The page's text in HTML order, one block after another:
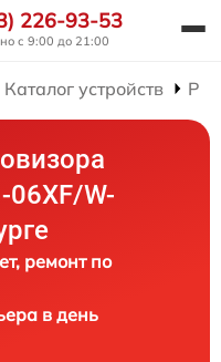
226-93-53
с 9:00 до 21:00
Каталог устройств
06XF/W-
ремонт по
в день